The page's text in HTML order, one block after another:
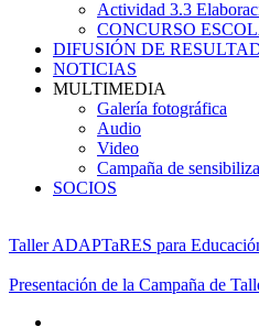
Actividad 3.3
CONCURSO
DIFUSIÓN DE
NOTICIAS
MULTIMEDIA
Galería fotográfica
Audio
Video
Campaña de
SOCIOS
Taller ADAPTaRES para
Presentación de la Campaña de